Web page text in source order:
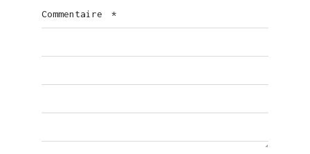
Commentaire *